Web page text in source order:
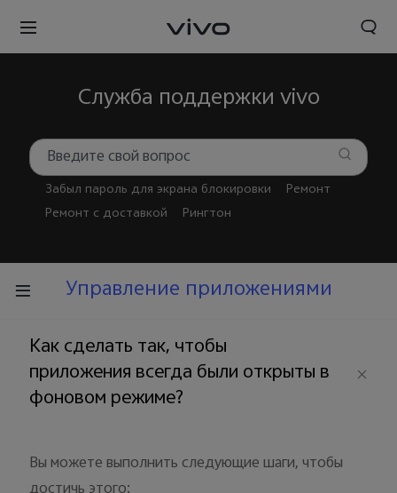
Служба поддержки vivo
Забыл пароль для экрана блокировки
Ремонт
Ремонт с доставкой
Рингтон
Управление приложениями
Как сделать так, чтобы
приложения всегда были открыты в
фоновом режиме?
Вы можете выполнить следующие шаги, чтобы